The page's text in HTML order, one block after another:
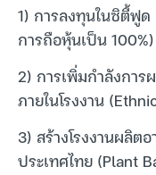
1) การลงทุนในซิตี้ฟู
การถือหุ้นเป็น
2) การเพิ่มกำลังกา
ภายในโรงงาน
3) สร้างโรงงานผลิต
ประเทศไทย (Plant